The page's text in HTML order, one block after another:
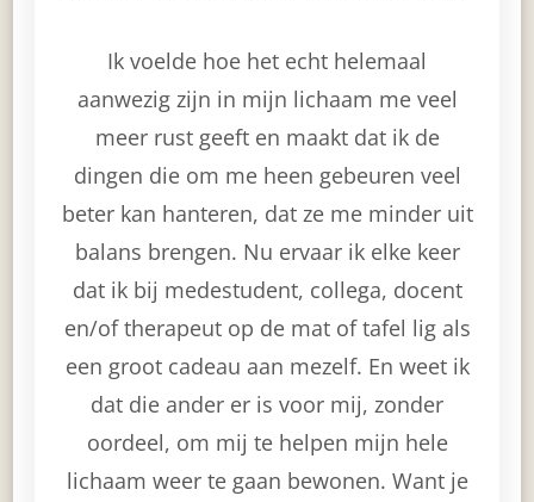
Ik voelde hoe het echt helemaal
aanwezig zijn in mijn lichaam me veel
meer rust geeft en maakt dat ik de
dingen die om me heen gebeuren veel
beter kan hanteren, dat ze me minder uit
balans brengen. Nu ervaar ik elke keer
dat ik bij medestudent, collega, docent
en/of therapeut op de mat of tafel lig als
een groot cadeau aan mezelf. En weet ik
dat die ander er is voor mij, zonder
oordeel, om mij te helpen mijn hele
lichaam weer te gaan bewonen. Want je